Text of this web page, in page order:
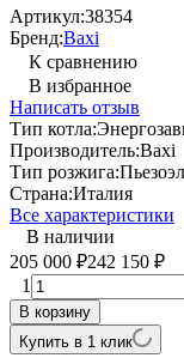
Артикул:38354
Бренд:Baxi
К сравнению
В избранное
Написать отзыв
Тип котла:
Производитель:Baxi
Тип розжига:
Страна:Италия
Все характеристики
В наличии
205 000 ₽242 150 ₽
1
В корзину
Купить в 1 клик